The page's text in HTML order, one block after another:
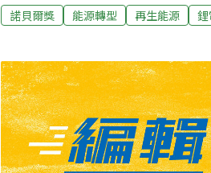
電且電力強大的電池，如今應用廣泛
車…（並且）也能儲存相當數量的太
諾貝爾獎 能源轉型 再生能源